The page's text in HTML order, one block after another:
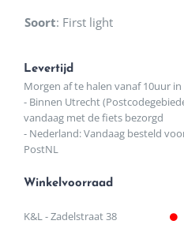
Soort: First light
Levertijd
Morgen af te halen vanaf 10uur
- Binnen Utrecht
vandaag met de fiets bezorgd
- Nederland: Vandaag besteld
PostNL
Winkelvoorraad
K&L - Zadelstraat 38